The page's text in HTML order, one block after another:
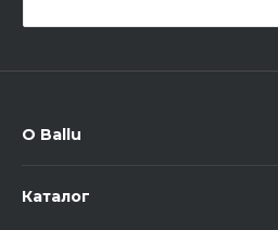
О Ballu
Каталог